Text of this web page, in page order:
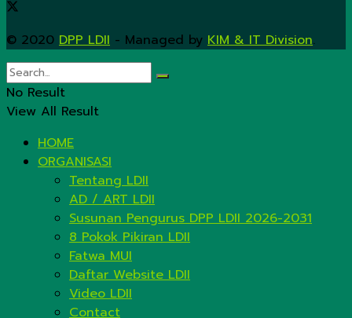
© 2020 DPP LDII - Managed by KIM & IT Division.
No Result
View All Result
HOME
ORGANISASI
Tentang LDII
AD / ART LDII
Susunan Pengurus DPP LDII 2026-2031
8 Pokok Pikiran LDII
Fatwa MUI
Daftar Website LDII
Video LDII
Contact